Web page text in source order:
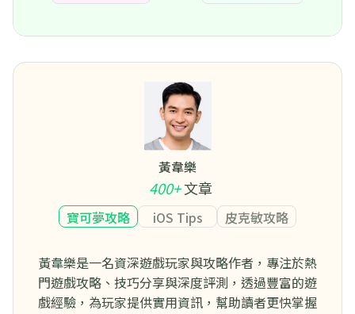
黃韋樂
400+文章
寶可夢攻略 iOS Tips 皮克敏攻略
黃韋樂是一名資深遊戲玩家與攻略作者，專注於熱
門遊戲攻略、技巧分享與深度評測，透過豐富的遊
戲經驗，為玩家提供實用資訊，幫助讀者更快掌握